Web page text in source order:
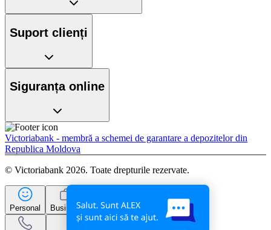
Suport clienți
Siguranța online
Victoriabank - membră a schemei de garantare a depozitelor din
Republica Moldova
© Victoriabank 2026. Toate drepturile rezervate.
Personal Business